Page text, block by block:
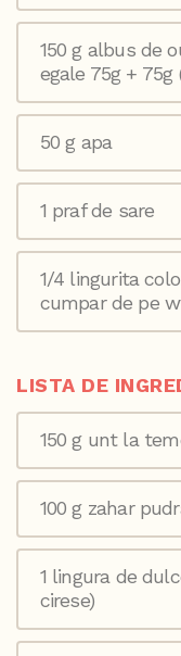
150 g albus de
egale 75g +
50 g apa
1 praf de sare
1/4 lingurita
cumpar de pe
LISTA DE
150 g unt la
100 g zahar
1 lingura de
cirese)